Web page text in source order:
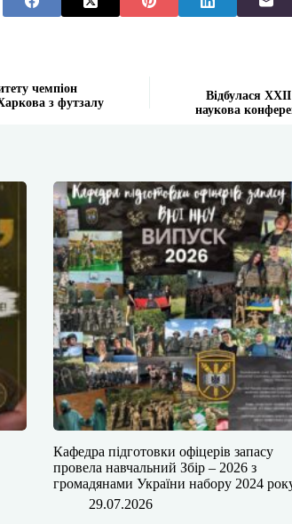
чемпіон
з футзалу
Відбулася
наукова
Кафедра підготовки офіцерів запасу
провела навчальний Збір – 2026 з
громадянами України набору 2024
29.07.2026